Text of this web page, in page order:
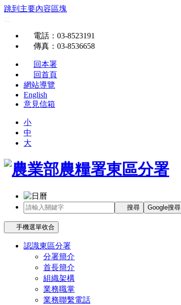
跳到主要內容區塊
電話 ：03-8523191
傳真 ：03-8536658
回本署
回首頁
網站導覽
English
意見信箱
小
中
大
搜尋 Google搜尋
手機選單收合
認識東區分署
分署簡介
首長簡介
組織架構
業務職掌
業務聯繫電話